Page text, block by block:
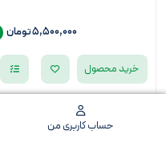
5,500,000تومان
خرید محصول
حساب کاربری من